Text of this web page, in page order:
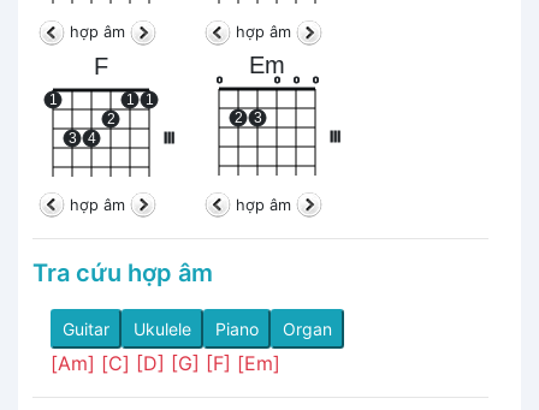
hợp âm hợp âm
F
III
1
3 4
2
1 1
hợp âm
Em
o
2 3
o o o
hợp âm
Tra cứu hợp âm
Guitar Ukulele Piano Organ
[Am] [C] [D] [G] [F] [Em]